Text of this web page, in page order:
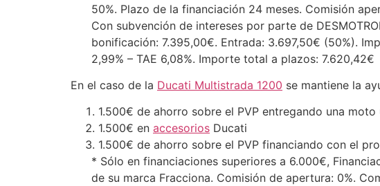
50%. Plazo de la financiación 24 meses. Comisión
Con subvención de intereses por parte de
bonificación: 7.395,00€. Entrada: 3.697,50€ (50%).
2,99% – TAE 6,08%. Importe total a plazos: 7.620,42€
En el caso de la Ducati Multistrada 1200 se mantiene la
1.500€ de ahorro sobre el PVP entregando una
1.500€ en accesorios Ducati
1.500€ de ahorro sobre el PVP financiando con el
* Sólo en financiaciones superiores a 6.000€,
de su marca Fracciona. Comisión de apertura: 0%.